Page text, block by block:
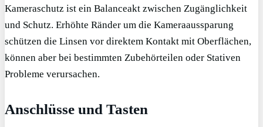
Kameraschutz ist ein Balanceakt zwischen Zugänglichkeit
und Schutz. Erhöhte Ränder um die Kameraaussparung
schützen die Linsen vor direktem Kontakt mit Oberflächen,
können aber bei bestimmten Zubehörteilen oder Stativen
Probleme verursachen.
Anschlüsse und Tasten